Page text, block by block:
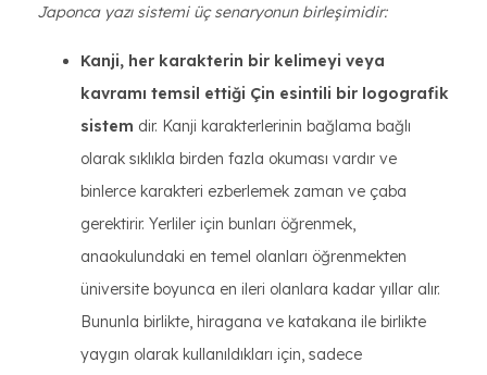
Japonca yazı sistemi üç senaryonun birleşimidir:
Kanji, her karakterin bir kelimeyi veya
kavramı temsil ettiği Çin esintili bir logografik
sistem dir. Kanji karakterlerinin bağlama bağlı
olarak sıklıkla birden fazla okuması vardır ve
binlerce karakteri ezberlemek zaman ve çaba
gerektirir. Yerliler için bunları öğrenmek,
anaokulundaki en temel olanları öğrenmekten
üniversite boyunca en ileri olanlara kadar yıllar alır.
Bununla birlikte, hiragana ve katakana ile birlikte
yaygın olarak kullanıldıkları için, sadece